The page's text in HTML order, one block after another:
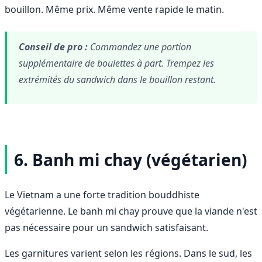
bouillon. Même prix. Même vente rapide le matin.
Conseil de pro : Commandez une portion
supplémentaire de boulettes à part. Trempez les
extrémités du sandwich dans le bouillon restant.
6. Banh mi chay (végétarien)
Le Vietnam a une forte tradition bouddhiste
végétarienne. Le banh mi chay prouve que la viande n'est
pas nécessaire pour un sandwich satisfaisant.
Les garnitures varient selon les régions. Dans le sud, les